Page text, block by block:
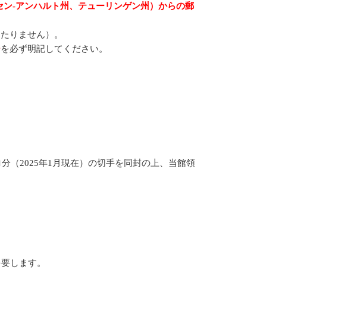
‐アンハルト州、テューリンゲン州）からの郵
りません）。
を必ず明記してください。
（2025年1月現在）の切手を同封の上、当館領
します。